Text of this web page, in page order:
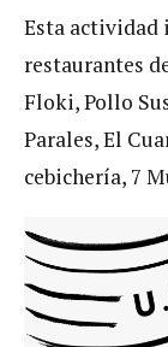
Esta actividad
restaurantes
Floki, Pollo
Parales, El
cebichería, 7